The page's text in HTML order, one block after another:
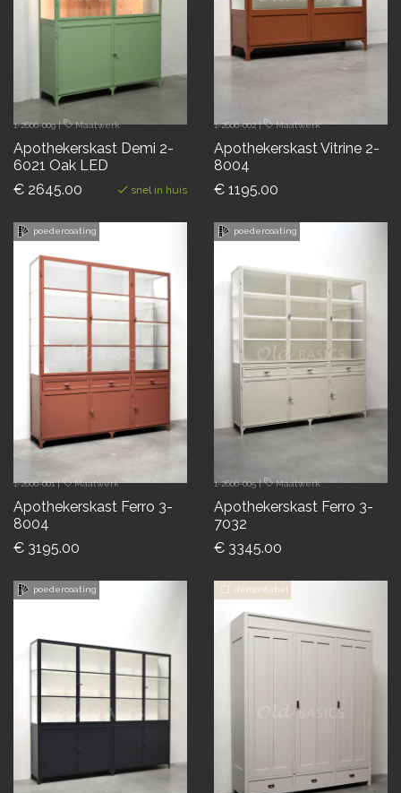
1-2606-009| Maatwerk
Apothekerskast Demi 2-
6021 Oak LED
€ 2645.00
snel in huis
1-2606-002| Maatwerk
Apothekerskast Vitrine 2-
8004
€ 1195.00
poedercoating
1-2606-001| Maatwerk
Apothekerskast Ferro 3-
8004
€ 3195.00
poedercoating
1-2606-005| Maatwerk
Apothekerskast Ferro 3-
7032
€ 3345.00
poedercoating demontabel